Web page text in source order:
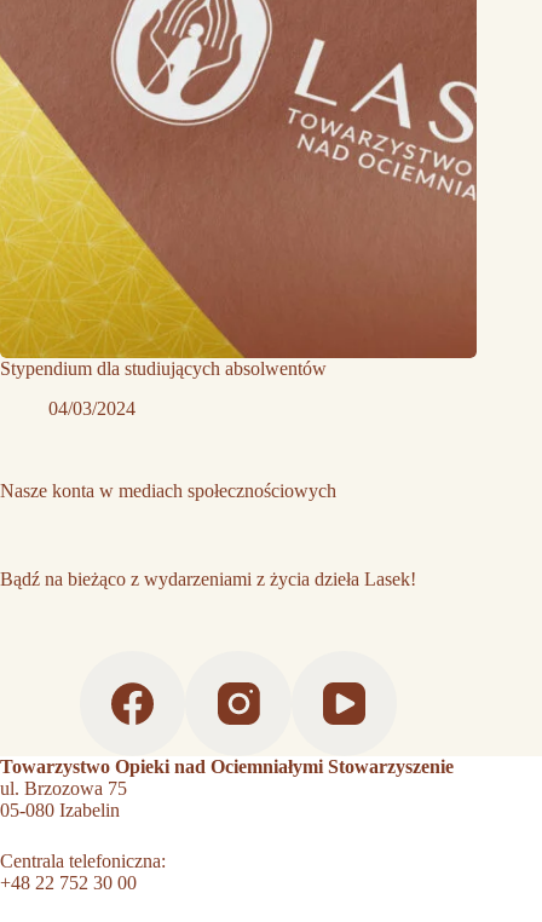
Stypendium dla studiujących absolwentów
04/03/2024
Nasze konta w mediach społecznościowych
Bądź na bieżąco z wydarzeniami z życia dzieła Lasek!
Towarzystwo Opieki nad Ociemniałymi Stowarzyszenie
ul. Brzozowa 75
05-080 Izabelin
Centrala telefoniczna:
+48 22 752 30 00